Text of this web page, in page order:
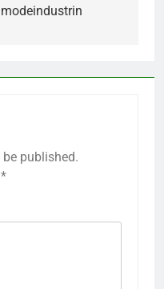
modeindustrin
published.
*